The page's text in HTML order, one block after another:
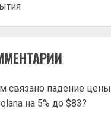
связано падение цены
на 5% до $83?